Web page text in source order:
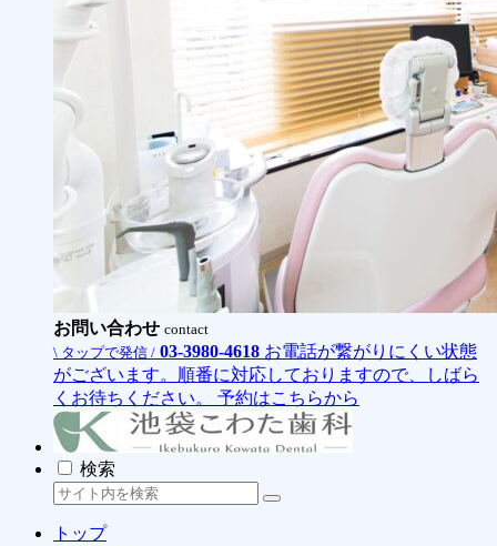
お問い合わせ contact
\ タップで発信 / 03-3980-4618 お電話が繋がりにくい状態
がございます。順番に対応しておりますので、しばら
くお待ちください。
予約はこちらから
検索
トップ